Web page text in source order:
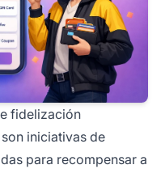
fidelización
son iniciativas de
para recompensar a